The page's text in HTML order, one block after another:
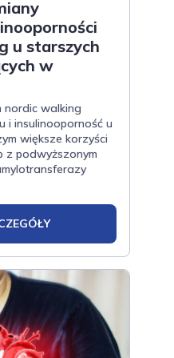
u starszych
w
nordic walking
i insulinooporność u
większe korzyści
z podwyższonym